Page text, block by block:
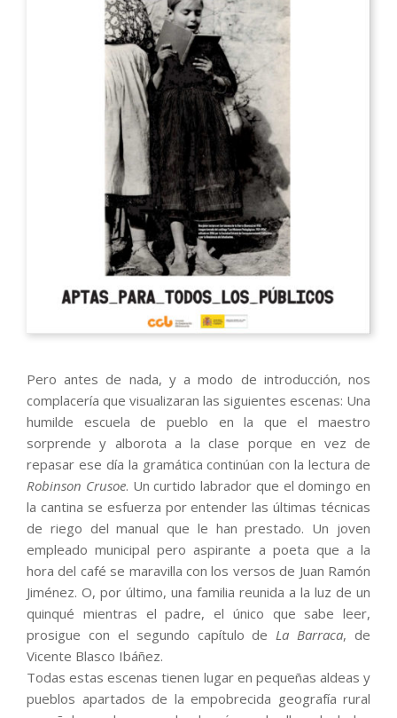
Pero antes de nada, y a modo de introducción, nos
complacería que visualizaran las siguientes escenas: Una
humilde escuela de pueblo en la que el maestro
sorprende y alborota a la clase porque en vez de
repasar ese día la gramática continúan con la lectura de
Robinson Crusoe. Un curtido labrador que el domingo en
la cantina se esfuerza por entender las últimas técnicas
de riego del manual que le han prestado. Un joven
empleado municipal pero aspirante a poeta que a la
hora del café se maravilla con los versos de Juan Ramón
Jiménez. O, por último, una familia reunida a la luz de un
quinqué mientras el padre, el único que sabe leer,
prosigue con el segundo capítulo de La Barraca, de
Vicente Blasco Ibáñez.
Todas estas escenas tienen lugar en pequeñas aldeas y
pueblos apartados de la empobrecida geografía rural